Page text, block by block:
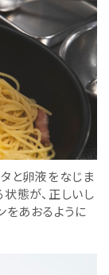
と卵液をなじま
態が、正しいし
をあおるように